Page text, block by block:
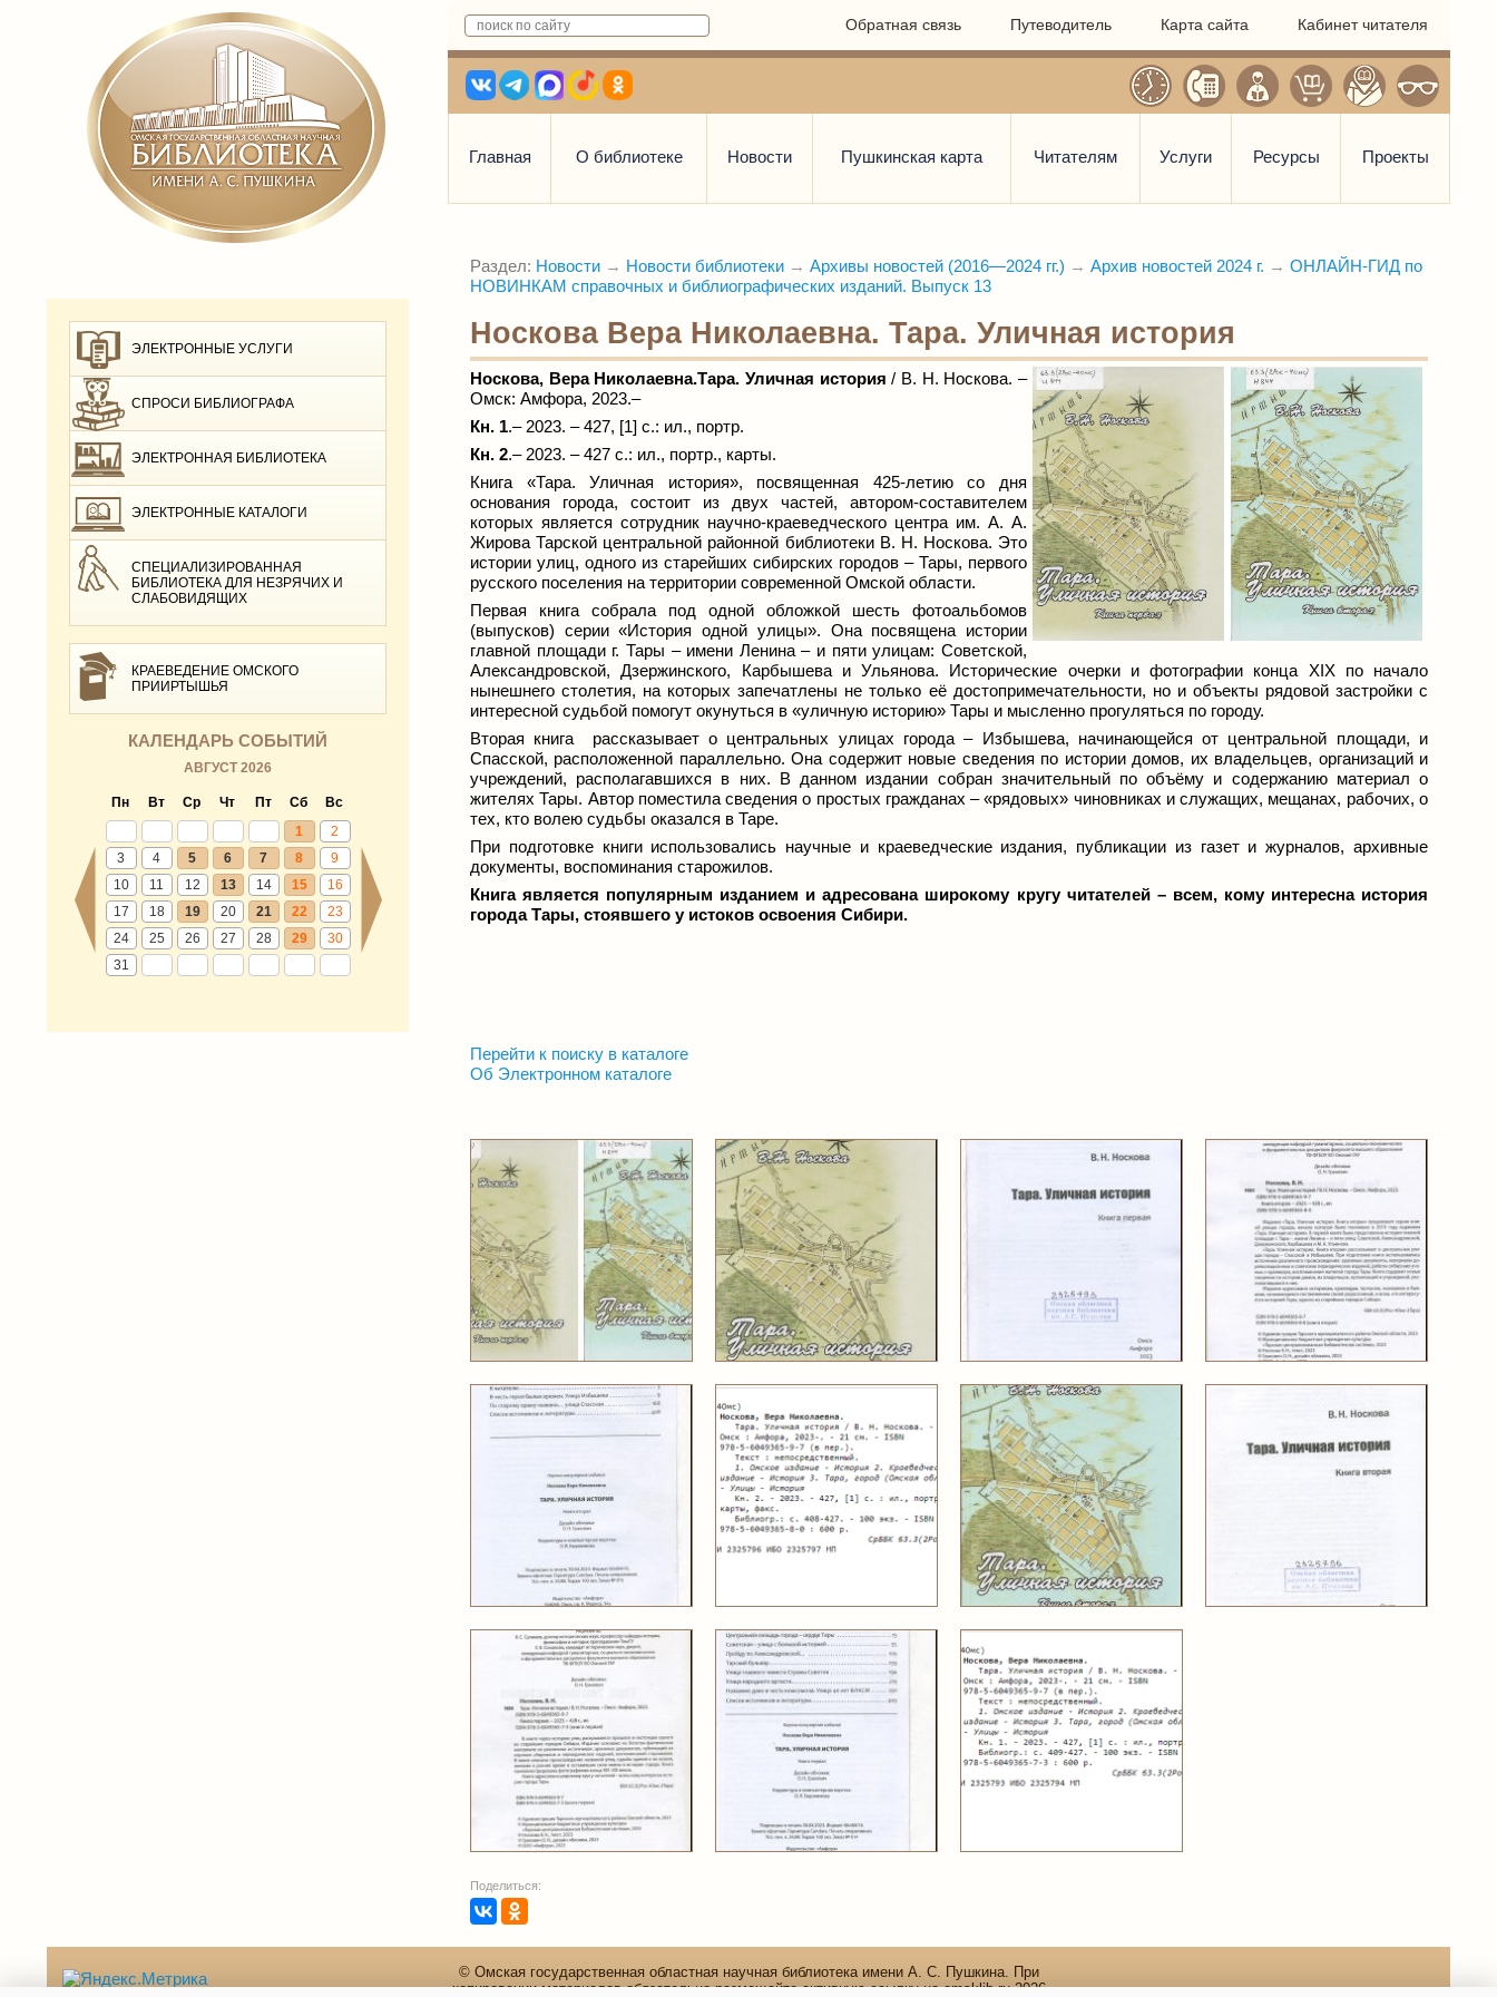
Обратная связь Путеводитель Карта сайта Кабинет читателя
Главная О библиотеке Новости Пушкинская карта Читателям Услуги Ресурсы Проекты
ЭЛЕКТРОННЫЕ УСЛУГИ
СПРОСИ БИБЛИОГРАФА
ЭЛЕКТРОННАЯ БИБЛИОТЕКА
ЭЛЕКТРОННЫЕ КАТАЛОГИ
СПЕЦИАЛИЗИРОВАННАЯ
БИБЛИОТЕКА ДЛЯ НЕЗРЯЧИХ И
СЛАБОВИДЯЩИХ
КРАЕВЕДЕНИЕ ОМСКОГО
ПРИИРТЫШЬЯ
КАЛЕНДАРЬ СОБЫТИЙ
АВГУСТ 2026
Пн Вт Ср Чт Пт Сб
Вс
1
2
3
4 5 6 7 8
9
10
11 12 13 14 15
16
17
18 19 20 21 22
23
24
25 26 27 28 29
30
31
Раздел: Новости → Новости библиотеки → Архивы новостей (2016—2024 гг.) → Архив новостей 2024 г. → ОНЛАЙН-ГИД по
НОВИНКАМ справочных и библиографических изданий. Выпуск 13
Носкова Вера Николаевна. Тара. Уличная история
Носкова, Вера Николаевна.Тара. Уличная история / В. Н. Носкова. –
Омск: Амфора, 2023.–
Кн. 1.– 2023. – 427, [1] с.: ил., портр.
Кн. 2.– 2023. – 427 с.: ил., портр., карты.
Книга «Тара. Уличная история», посвященная 425-летию со дня
основания города, состоит из двух частей, автором-составителем
которых является сотрудник научно-краеведческого центра им. А. А.
Жирова Тарской центральной районной библиотеки В. Н. Носкова. Это
истории улиц, одного из старейших сибирских городов – Тары, первого
русского поселения на территории современной Омской области.
Первая книга собрала под одной обложкой шесть фотоальбомов
(выпусков) серии «История одной улицы». Она посвящена истории
главной площади г. Тары – имени Ленина – и пяти улицам: Советской,
Александровской, Дзержинского, Карбышева и Ульянова. Исторические очерки и фотографии конца XIX по начало
нынешнего столетия, на которых запечатлены не только её достопримечательности, но и объекты рядовой застройки с
интересной судьбой помогут окунуться в «уличную историю» Тары и мысленно прогуляться по городу.
Вторая книга рассказывает о центральных улицах города – Избышева, начинающейся от центральной площади, и
Спасской, расположенной параллельно. Она содержит новые сведения по истории домов, их владельцев, организаций и
учреждений, располагавшихся в них. В данном издании собран значительный по объёму и содержанию материал о
жителях Тары. Автор поместила сведения о простых гражданах – «рядовых» чиновниках и служащих, мещанах, рабочих, о
тех, кто волею судьбы оказался в Таре.
При подготовке книги использовались научные и краеведческие издания, публикации из газет и журналов, архивные
документы, воспоминания старожилов.
Книга является популярным изданием и адресована широкому кругу читателей – всем, кому интересна история
города Тары, стоявшего у истоков освоения Сибири.
Перейти к поиску в каталоге
Об Электронном каталоге
Поделиться:
© Омская государственная областная научная библиотека имени А. С. Пушкина. При
копировании материалов обязательно размещайте активную ссылку на omsklib.ru 2026